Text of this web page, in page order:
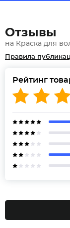
Отзывы
на Краска для
Правила
Рейтинг